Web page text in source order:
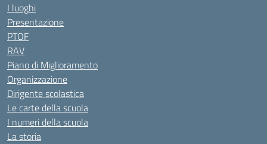
I luoghi
Presentazione
PTOF
RAV
Piano di Miglioramento
Organizzazione
Dirigente scolastica
Le carte della scuola
I numeri della scuola
La storia